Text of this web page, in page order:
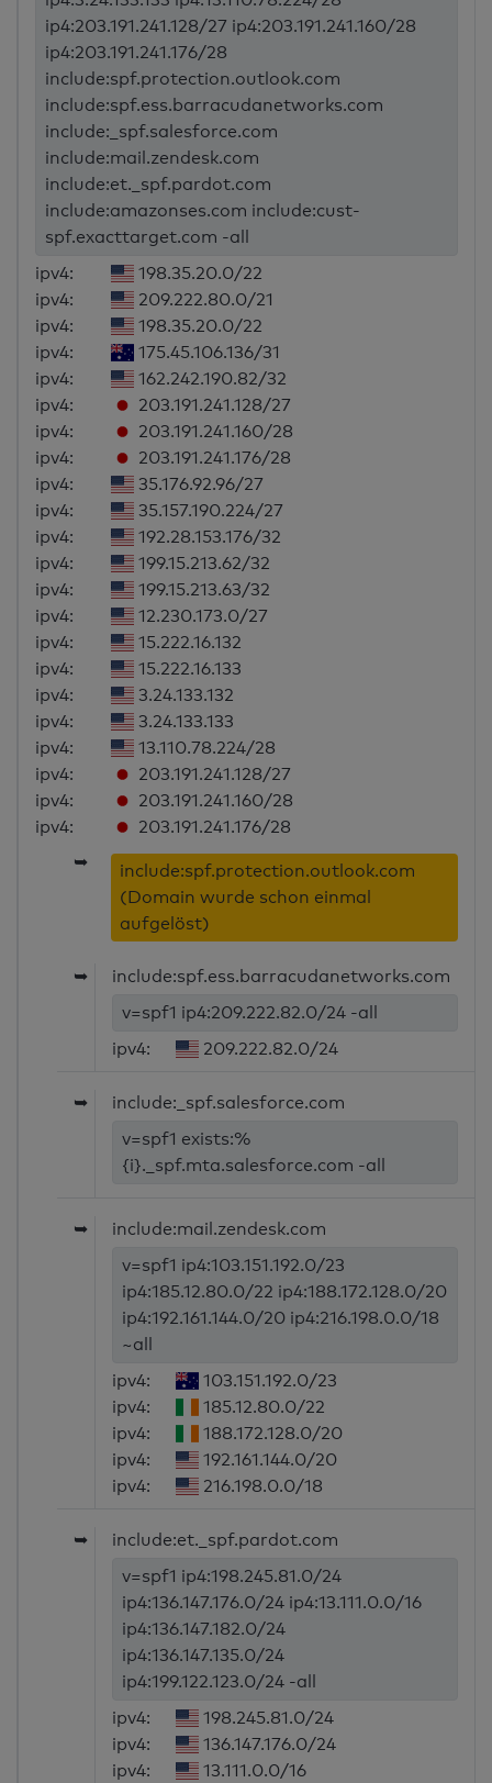
ip4:203.191.241.128/27 ip4:203.191.241.160/28
ip4:203.191.241.176/28
include:spf.protection.outlook.com
include:spf.ess.barracudanetworks.com
include:_spf.salesforce.com
include:mail.zendesk.com
include:et._spf.pardot.com
include:amazonses.com include:cust-
spf.exacttarget.com -all
ipv4:
198.35.20.0/22
ipv4:
209.222.80.0/21
ipv4:
198.35.20.0/22
ipv4:
175.45.106.136/31
ipv4:
162.242.190.82/32
ipv4:
203.191.241.128/27
ipv4:
203.191.241.160/28
ipv4:
203.191.241.176/28
ipv4:
35.176.92.96/27
ipv4:
35.157.190.224/27
ipv4:
192.28.153.176/32
ipv4:
199.15.213.62/32
ipv4:
199.15.213.63/32
ipv4:
12.230.173.0/27
ipv4:
15.222.16.132
ipv4:
15.222.16.133
ipv4:
3.24.133.132
ipv4:
3.24.133.133
ipv4:
13.110.78.224/28
ipv4:
203.191.241.128/27
ipv4:
203.191.241.160/28
ipv4:
203.191.241.176/28
➥
include:spf.protection.outlook.com
(Domain wurde schon einmal
aufgelöst)
➥
include:spf.ess.barracudanetworks.com
v=spf1 ip4:209.222.82.0/24 -all
ipv4:
209.222.82.0/24
➥
include:_spf.salesforce.com
v=spf1 exists:%
{i}._spf.mta.salesforce.com -all
➥
include:mail.zendesk.com
v=spf1 ip4:103.151.192.0/23
ip4:185.12.80.0/22 ip4:188.172.128.0/20
ip4:192.161.144.0/20 ip4:216.198.0.0/18
~all
ipv4:
103.151.192.0/23
ipv4:
185.12.80.0/22
ipv4:
188.172.128.0/20
ipv4:
192.161.144.0/20
ipv4:
216.198.0.0/18
➥
include:et._spf.pardot.com
v=spf1 ip4:198.245.81.0/24
ip4:136.147.176.0/24 ip4:13.111.0.0/16
ip4:136.147.182.0/24
ip4:136.147.135.0/24
ip4:199.122.123.0/24 -all
ipv4:
198.245.81.0/24
ipv4:
136.147.176.0/24
ipv4:
13.111.0.0/16